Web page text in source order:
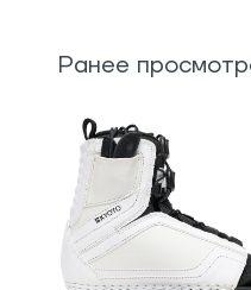
Ранее